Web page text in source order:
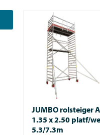
JUMBO rolsteiger
1.35 x 2.50 platf/
5.3/7.3m